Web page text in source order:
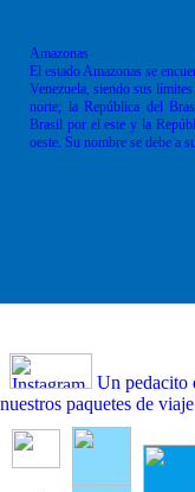
Amazonas
El estado Amazonas se
Venezuela, siendo sus
norte; la República del
Brasil por el este y la
oeste. Su nombre se debe a
Un pedacito
nuestros paquetes de viaje